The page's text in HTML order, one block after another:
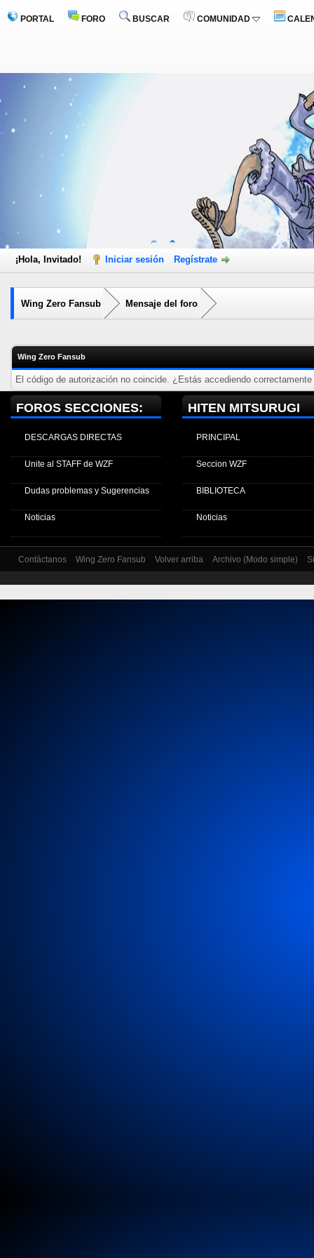
PORTAL FORO BUSCAR COMUNIDAD
¡Hola, Invitado! Iniciar sesión Regístrate
Wing Zero Fansub Mensaje del foro
Wing Zero Fansub
El código de autorización no coincide. ¿Estás accediendo
FOROS SECCIONES:
DESCARGAS DIRECTAS
Unite al STAFF de WZF
Dudas problemas y Sugerencias
Noticias
HITEN MITSURUGI
PRINCIPAL
Seccion WZF
BIBLIOTECA
Noticias
Contáctanos Wing Zero Fansub Volver arriba Archivo (Modo simple)